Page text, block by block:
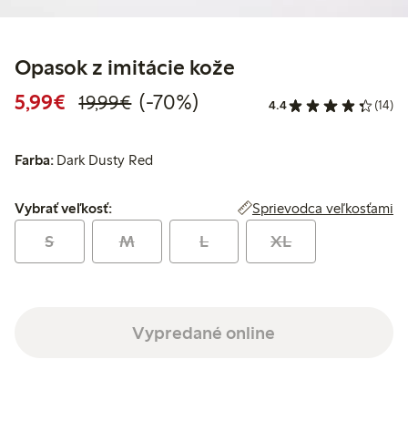
Opasok z imitácie kože
5,99€ Zvýhodnená cena: 5,99 €
19,99€Bežná cena: 19,99 €
70% zľava
(-70%) 4.4 (14)
Farba: Dark Dusty Red
Vybrať veľkosť:
Vybrať veľkosť: Sprievodca veľkosťami
S M L XL
Vypredané online